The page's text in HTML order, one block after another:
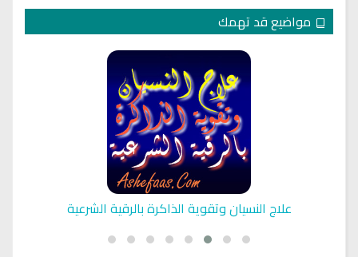
مواضيع قد تهمك
علاج النسيان وتقوية الذاكرة بالرقية الشرعية